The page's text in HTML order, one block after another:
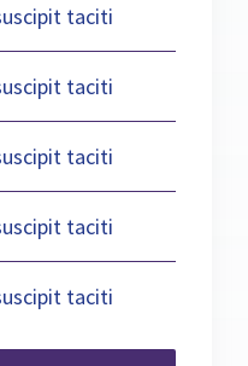
taciti
taciti
taciti
taciti
taciti